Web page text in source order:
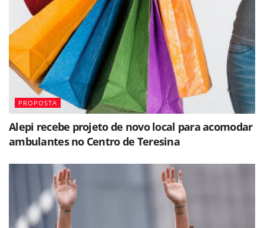
PROPOSTA
Alepi recebe projeto de novo local para acomodar
ambulantes no Centro de Teresina